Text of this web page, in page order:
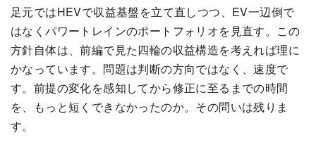
足元ではHEVで収益基盤を立て直しつつ、EV一辺倒で
はなくパワートレインのポートフォリオを見直す。この
方針自体は、前編で見た四輪の収益構造を考えれば理に
かなっています。問題は判断の方向ではなく、速度で
す。前提の変化を感知してから修正に至るまでの時間
を、もっと短くできなかったのか。その問いは残りま
す。